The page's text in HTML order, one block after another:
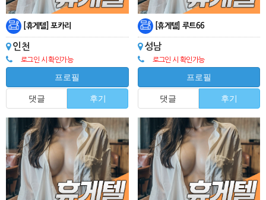
[휴게텔] 포카리
인천
로그인 시 확인가능
프로필
댓글 후기
[휴게텔] 루트66
성남
로그인 시 확인가능
프로필
댓글 후기